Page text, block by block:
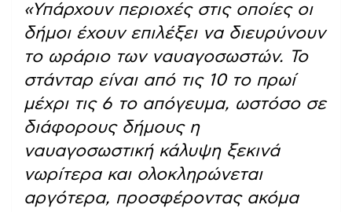
«Υπάρχουν περιοχές στις οποίες οι
δήμοι έχουν επιλέξει να διευρύνουν
το ωράριο των ναυαγοσωστών. Το
στάνταρ είναι από τις 10 το πρωί
μέχρι τις 6 το απόγευμα, ωστόσο σε
διάφορους δήμους η
ναυαγοσωστική κάλυψη ξεκινά
νωρίτερα και ολοκληρώνεται
αργότερα, προσφέροντας ακόμα